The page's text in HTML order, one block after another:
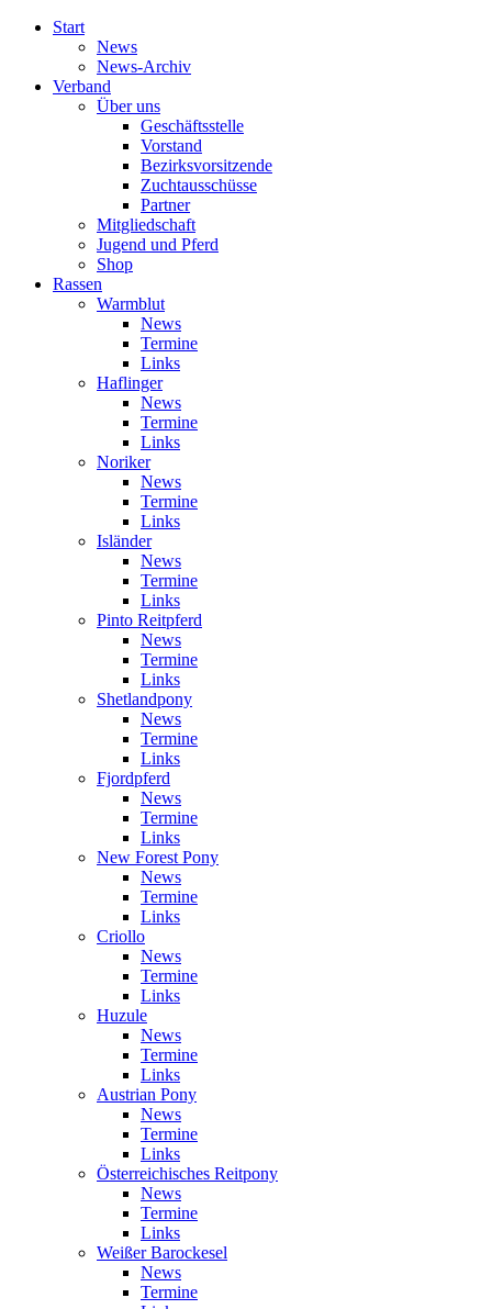
Start
News
News-Archiv
Verband
Über uns
Geschäftsstelle
Vorstand
Bezirksvorsitzende
Zuchtausschüsse
Partner
Mitgliedschaft
Jugend und Pferd
Shop
Rassen
Warmblut
News
Termine
Links
Haflinger
News
Termine
Links
Noriker
News
Termine
Links
Isländer
News
Termine
Links
Pinto Reitpferd
News
Termine
Links
Shetlandpony
News
Termine
Links
Fjordpferd
News
Termine
Links
New Forest Pony
News
Termine
Links
Criollo
News
Termine
Links
Huzule
News
Termine
Links
Austrian Pony
News
Termine
Links
Österreichisches Reitpony
News
Termine
Links
Weißer Barockesel
News
Termine